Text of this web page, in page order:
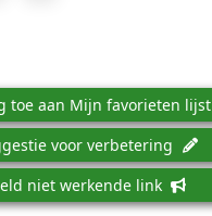
toe aan Mijn favorieten lijst
voor verbetering
niet werkende link